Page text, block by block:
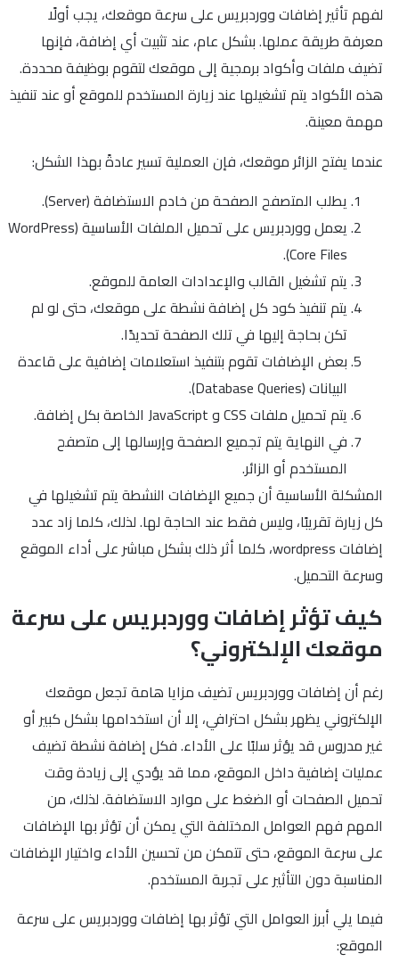
لفهم تأثير إضافات ووردبريس على سرعة موقعك، يجب أولًا
معرفة طريقة عملها. بشكل عام، عند تثبيت أي إضافة، فإنها
تضيف ملفات وأكواد برمجية إلى موقعك لتقوم بوظيفة محددة.
هذه الأكواد يتم تشغيلها عند زيارة المستخدم للموقع أو عند تنفيذ
مهمة معينة.
عندما يفتح الزائر موقعك، فإن العملية تسير عادةً بهذا الشكل:
يطلب المتصفح الصفحة من خادم الاستضافة (Server).
يعمل ووردبريس على تحميل الملفات الأساسية (WordPress
Core Files).
يتم تشغيل القالب والإعدادات العامة للموقع.
يتم تنفيذ كود كل إضافة نشطة على موقعك، حتى لو لم
تكن بحاجة إليها في تلك الصفحة تحديدًا.
بعض الإضافات تقوم بتنفيذ استعلامات إضافية على قاعدة
البيانات (Database Queries).
يتم تحميل ملفات CSS و JavaScript الخاصة بكل إضافة.
في النهاية يتم تجميع الصفحة وإرسالها إلى متصفح
المستخدم أو الزائر.
المشكلة الأساسية أن جميع الإضافات النشطة يتم تشغيلها في
كل زيارة تقريبًا، وليس فقط عند الحاجة لها. لذلك، كلما زاد عدد
إضافات wordpress، كلما أثر ذلك بشكل مباشر على أداء الموقع
وسرعة التحميل.
كيف تؤثر إضافات ووردبريس على سرعة
موقعك الإلكتروني؟
رغم أن إضافات ووردبريس تضيف مزايا هامة تجعل موقعك
الإلكتروني يظهر بشكل احترافي، إلا أن استخدامها بشكل كبير أو
غير مدروس قد يؤثر سلبًا على الأداء. فكل إضافة نشطة تضيف
عمليات إضافية داخل الموقع، مما قد يؤدي إلى زيادة وقت
تحميل الصفحات أو الضغط على موارد الاستضافة. لذلك، من
المهم فهم العوامل المختلفة التي يمكن أن تؤثر بها الإضافات
على سرعة الموقع، حتى تتمكن من تحسين الأداء واختيار الإضافات
المناسبة دون التأثير على تجربة المستخدم.
فيما يلي أبرز العوامل التي تؤثر بها إضافات ووردبريس على سرعة
الموقع: